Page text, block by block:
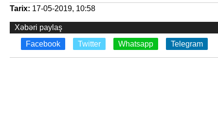
Tarix: 17-05-2019, 10:58
Xəbəri paylaş
Facebook
Twitter Whatsapp Telegram